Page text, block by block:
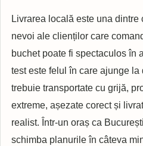
Livrarea locală este una dintre
nevoi ale clienților care
buchet poate fi spectaculos în
test este felul în care ajunge la
trebuie transportate cu grijă,
extreme, așezate corect și
realist. Într-un oraș ca
schimba planurile în câteva